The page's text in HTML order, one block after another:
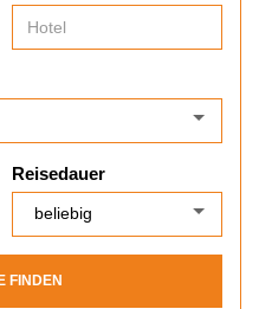
Reisedauer
FINDEN